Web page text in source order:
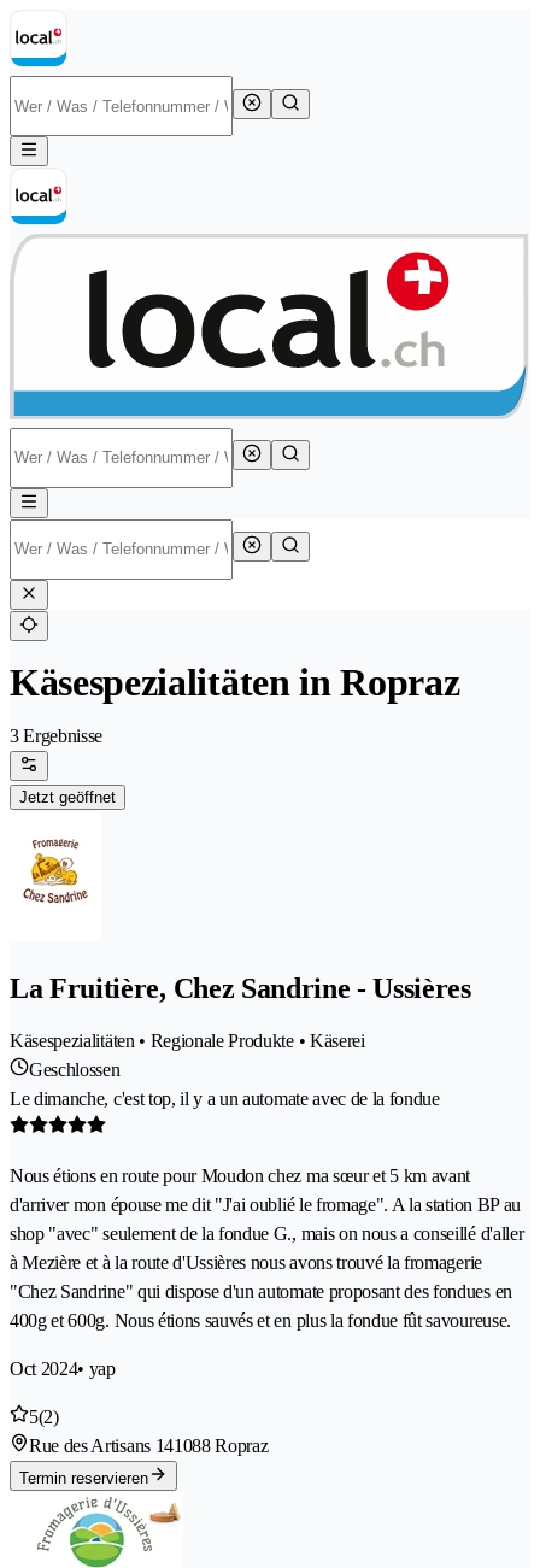
Käsespezialitäten in Ropraz
3 Ergebnisse
Jetzt geöffnet
La Fruitière, Chez Sandrine - Ussières
Käsespezialitäten • Regionale Produkte • Käserei
Geschlossen
Le dimanche, c'est top, il y a un automate avec de la fondue
Nous étions en route pour Moudon chez ma sœur et 5 km avant
d'arriver mon épouse me dit "J'ai oublié le fromage". A la station BP au
shop "avec" seulement de la fondue G., mais on nous a conseillé d'aller
à Mezière et à la route d'Ussières nous avons trouvé la fromagerie
"Chez Sandrine" qui dispose d'un automate proposant des fondues en
400g et 600g. Nous étions sauvés et en plus la fondue fût savoureuse.
Oct 2024• yap
5(2)
Rue des Artisans 141088 Ropraz
Termin reservieren